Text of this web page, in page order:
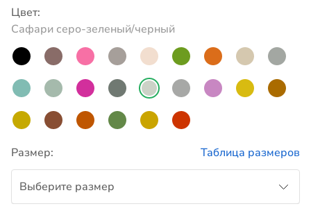
Цвет:
сафари серо-зеленый/черный
Размер: Таблица размеров
Выберите размер